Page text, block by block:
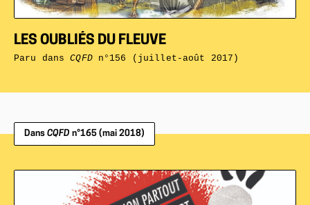
LES OUBLIÉS DU FLEUVE
Paru dansCQFDn°156 (juillet-août 2017)
Dans CQFD n°165 (mai 2018)